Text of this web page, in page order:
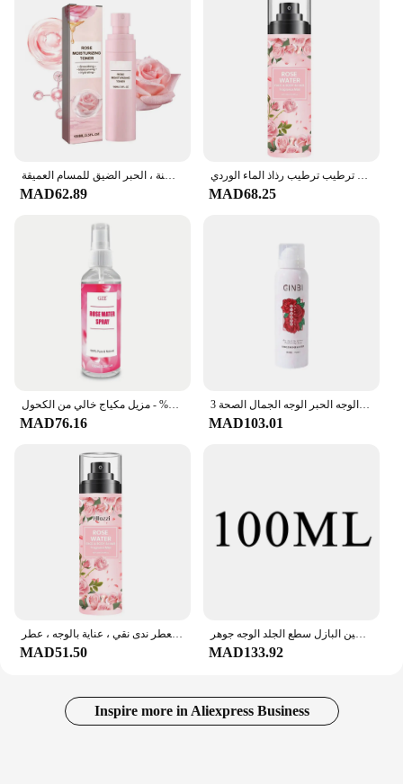
بخاخ ترطيب ماء الورد ، تحسين البشرة الجافة الخشنة ، الحبر الضيق للمسام العميقة
MAD62.89
الورد النقي الندى الدمشقي ماء الورد زيت الضروري النقي بتلات الورد العضوية جوهر ترطيب ترطيب رذاذ الماء الوردي
MAD68.25
بخاخ ماء روز جي إيه للوجه والشعر - تونر عضوي طبيعي 100% - مزيل مكياج خالي من الكحول
MAD76.16
3 قطعة 150 مللي جوهر الشاي الوردي ترطيب رذاذ الحبر الأصلي السائل منعش ماء الورد الوجه الحبر الوجه الجمال الصحة
MAD103.01
بخاخ ماء وردي مرطب مرطب ، معطر ندى نقي ، عناية بالوجه ، عطر
MAD51.50
نقية الطبيعية الدمشقي الورود الهيدروسول مغذية العناية بالبشرة الورد المياه الترطيب العميق تحسين البازل سطع الجلد الوجه جوهر
MAD133.92
Inspire more in Aliexpress Business